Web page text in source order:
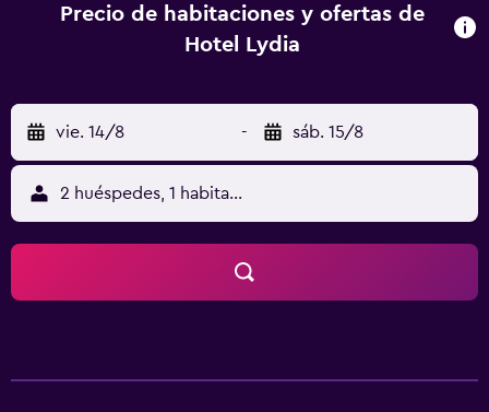
Precio de habitaciones y ofertas de
Hotel Lydia
vie. 14/8 - sáb. 15/8
2 huéspedes, 1 habitación